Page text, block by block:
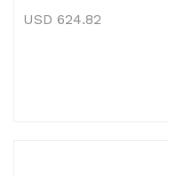
USD 624.82